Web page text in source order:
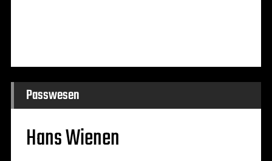
Passwesen
Hans Wienen